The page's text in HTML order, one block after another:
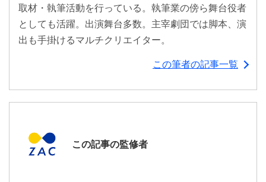
取材・執筆活動を行っている。執筆業の傍ら舞台役者
としても活躍。出演舞台多数。主宰劇団では脚本、演
出も手掛けるマルチクリエイター。
この筆者の記事一覧
この記事の監修者